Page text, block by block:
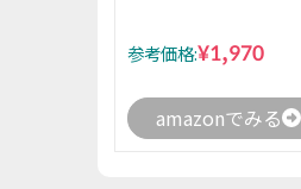
参考価格:¥1,970
amazonでみる